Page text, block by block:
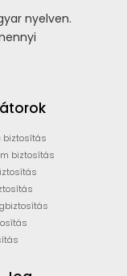
nyelven.
biztosítás
biztosítás